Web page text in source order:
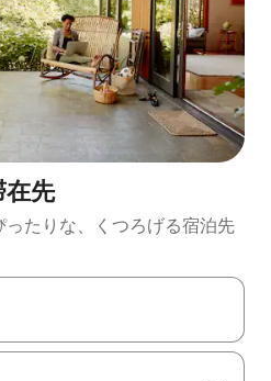
先
たりな、くつろげる宿泊先
上下の矢印キーを使って移動するか